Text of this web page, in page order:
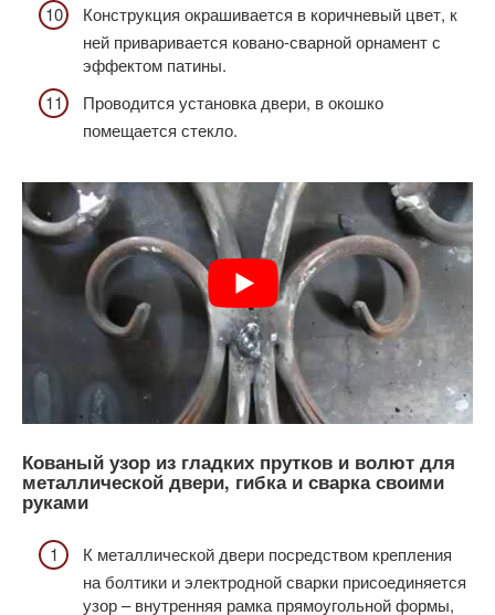
Конструкция окрашивается в коричневый цвет, к
ней приваривается ковано-сварной орнамент с
эффектом патины.
Проводится установка двери, в окошко
помещается стекло.
Кованый узор из гладких прутков и волют для
металлической двери, гибка и сварка своими
руками
К металлической двери посредством крепления
на болтики и электродной сварки присоединяется
узор – внутренняя рамка прямоугольной формы,